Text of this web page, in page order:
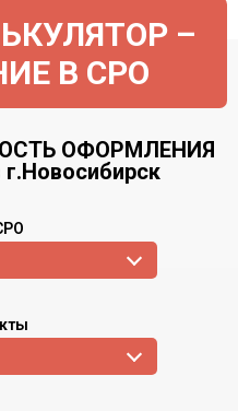
–
В СРО
ОФОРМЛЕНИЯ